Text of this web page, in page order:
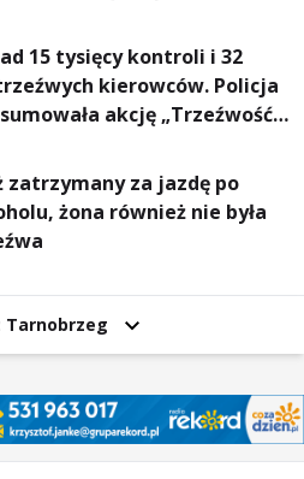
15 tysięcy kontroli i 32
kierowców. Policja
akcję „Trzeźwość”
zatrzymany za jazdę po
żona również nie była
Tarnobrzeg